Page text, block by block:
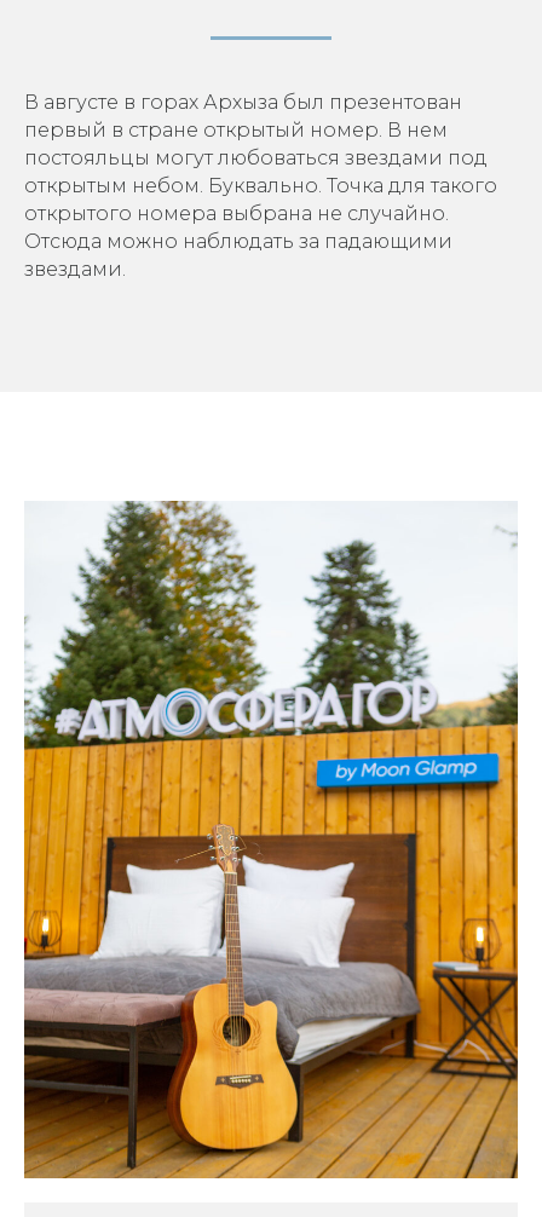
В августе в горах Архыза был презентован
первый в стране открытый номер. В нем
постояльцы могут любоваться звездами под
открытым небом. Буквально. Точка для такого
открытого номера выбрана не случайно.
Отсюда можно наблюдать за падающими
звездами.